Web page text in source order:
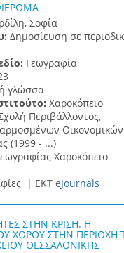
Σοφία
Δημοσίευση σε
Γεωγραφία
γλώσσα
Χαροκόπειο
Περιβάλλοντος,
(1999 - ...)
Χαροκόπειο
| ΕΚΤ eJournals
ΣΤΗΝ ΚΡΙΣΗ. Η
ΧΩΡΟΥ ΣΤΗΝ ΠΕΡΙΟΧΗ
ΘΕΣΣΑΛΟΝΙΚΗΣ